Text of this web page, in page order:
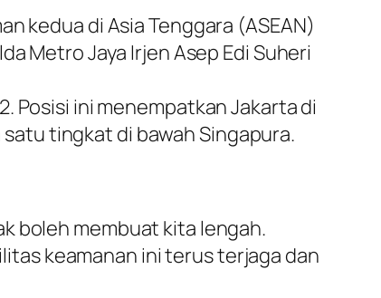
kedua di Asia Tenggara (ASEAN)
Metro Jaya Irjen Asep Edi Suheri
Posisi ini menempatkan Jakarta di
tingkat di bawah Singapura.
boleh membuat kita lengah.
keamanan ini terus terjaga dan